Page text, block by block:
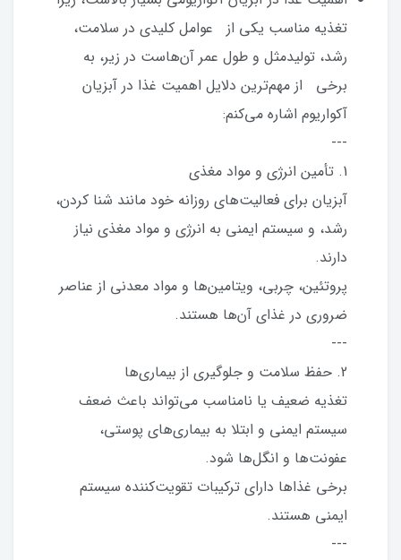
تغذیه مناسب یکی از عوامل کلیدی در سلامت،
رشد، تولیدمثل و طول عمر آن‌هاست در زیر، به
برخی از مهم‌ترین دلایل اهمیت غذا در آبزیان
آکواریوم اشاره می‌کنم:
---
1. تأمین انرژی و مواد مغذی
آبزیان برای فعالیت‌های روزانه خود مانند شنا کردن،
رشد، و سیستم ایمنی به انرژی و مواد مغذی نیاز
دارند.
پروتئین، چربی، ویتامین‌ها و مواد معدنی از عناصر
ضروری در غذای آن‌ها هستند.
---
2. حفظ سلامت و جلوگیری از بیماری‌ها
تغذیه ضعیف یا نامناسب می‌تواند باعث ضعف
سیستم ایمنی و ابتلا به بیماری‌های پوستی،
عفونت‌ها و انگل‌ها شود.
برخی غذاها دارای ترکیبات تقویت‌کننده سیستم
ایمنی هستند.
---